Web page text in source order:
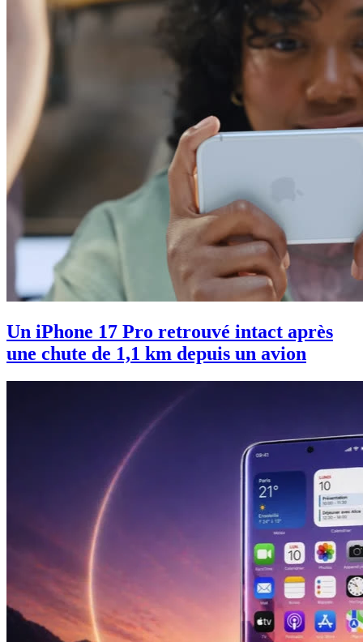
Un iPhone 17 Pro retrouvé intact après
une chute de 1,1 km depuis un avion